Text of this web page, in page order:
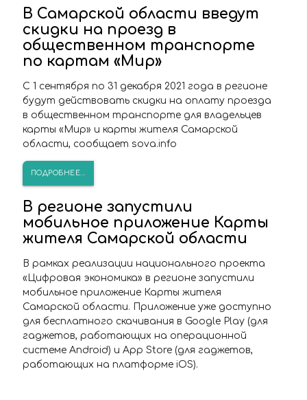
В Самарской области введут
скидки на проезд в
общественном транспорте
по картам «Мир»
С 1 сентября по 31 декабря 2021 года в регионе
будут действовать скидки на оплату проезда
в общественном транспорте для владельцев
карты «Мир» и карты жителя Самарской
области, сообщает sova.info
ПОДРОБНЕЕ...
В регионе запустили
мобильное приложение Карты
жителя Самарской области
В рамках реализации национального проекта
«Цифровая экономика» в регионе запустили
мобильное приложение Карты жителя
Самарской области. Приложение уже доступно
для бесплатного скачивания в Google Play (для
гаджетов, работающих на операционной
системе Android) и App Store (для гаджетов,
работающих на платформе iOS).